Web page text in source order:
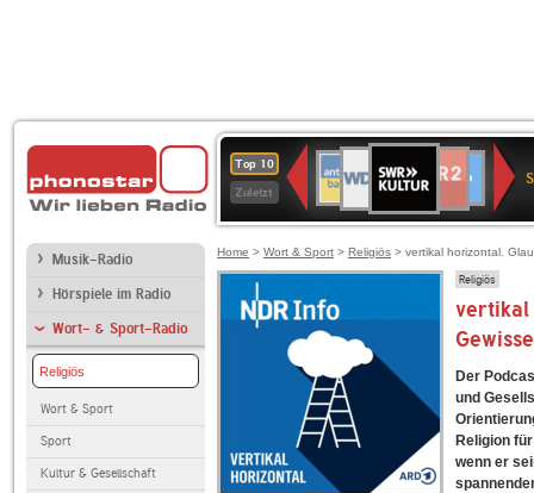
Top 10
Zuletzt
80er
90er
OLDIE
ANTENNE
SWR3
WDR
4
BR-
KLASSIK
Deutschlandfunk
Kultur
ANTENNE
BAYERN
2
Kultur2
Musik-Radio
Hörspiele im Radio
Wort- & Sport-Radio
Religiös
Wort & Sport
Sport
Kultur & Gesellschaft
Home > Wort & Sport > Religiös > vertikal horizontal.
Religiös
vertikal
Der
und
Religion
wenn er